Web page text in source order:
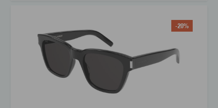
-20%